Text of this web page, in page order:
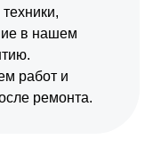
в нашем
работ и
ремонта.